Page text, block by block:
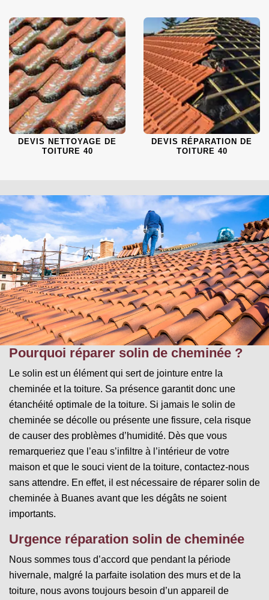
DEVIS NETTOYAGE DE
TOITURE 40
DEVIS RÉPARATION DE
TOITURE 40
Pourquoi réparer solin de cheminée ?
Le solin est un élément qui sert de jointure entre la
cheminée et la toiture. Sa présence garantit donc une
étanchéité optimale de la toiture. Si jamais le solin de
cheminée se décolle ou présente une fissure, cela risque
de causer des problèmes d’humidité. Dès que vous
remarqueriez que l’eau s’infiltre à l’intérieur de votre
maison et que le souci vient de la toiture, contactez-nous
sans attendre. En effet, il est nécessaire de réparer solin de
cheminée à Buanes avant que les dégâts ne soient
importants.
Urgence réparation solin de cheminée
Nous sommes tous d’accord que pendant la période
hivernale, malgré la parfaite isolation des murs et de la
toiture, nous avons toujours besoin d’un appareil de